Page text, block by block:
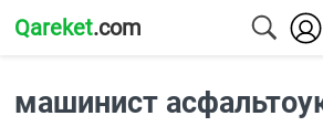
Qareket.com
Алматы
машинист